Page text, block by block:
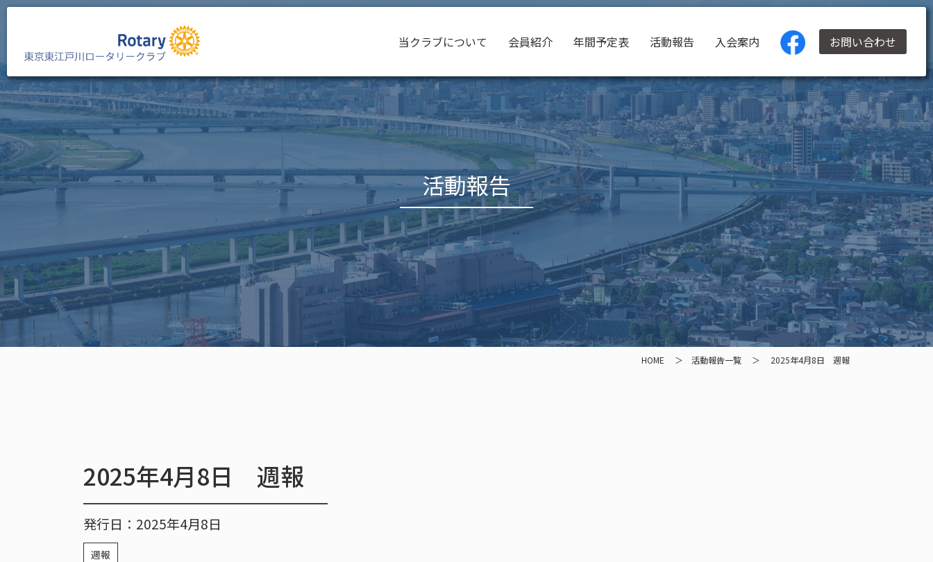
当クラブについて 会員紹介 年間予定表 活動報告 入会案内 お問い合わせ
活動報告
HOME 活動報告一覧 2025年4月8日 週報
2025年4月8日 週報
発行日：2025年4月8日
週報